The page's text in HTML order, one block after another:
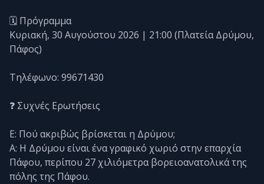
🗓️ Πρόγραμμα
Κυριακή, 30 Αυγούστου 2026 | 21:00 (Πλατεία Δρύμου,
Πάφος)
Τηλέφωνο: 99671430
❓ Συχνές Ερωτήσεις
Ε: Πού ακριβώς βρίσκεται η Δρύμου;
Α: Η Δρύμου είναι ένα γραφικό χωριό στην επαρχία
Πάφου, περίπου 27 χιλιόμετρα βορειοανατολικά της
πόλης της Πάφου.